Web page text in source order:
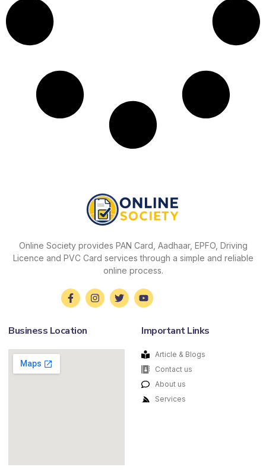
Online Society provides PAN Card, Aadhaar, EPFO, Driving
Licence and PVC Card services through a simple and reliable
online process.
Business Location Important Links
Article & Blogs
Contact us
About us
Services